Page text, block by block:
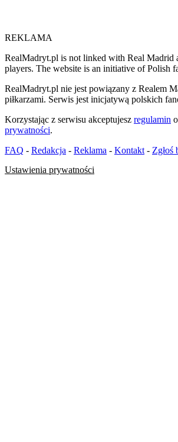
REKLAMA
RealMadryt.pl is not linked with Real Madrid
players. The website is an initiative of Polish
RealMadryt.pl nie jest powiązany z Realem
piłkarzami. Serwis jest inicjatywą polskich
Korzystając z serwisu akceptujesz regulamin
prywatności.
FAQ - Redakcja - Reklama - Kontakt - Zgłoś
Ustawienia prywatności